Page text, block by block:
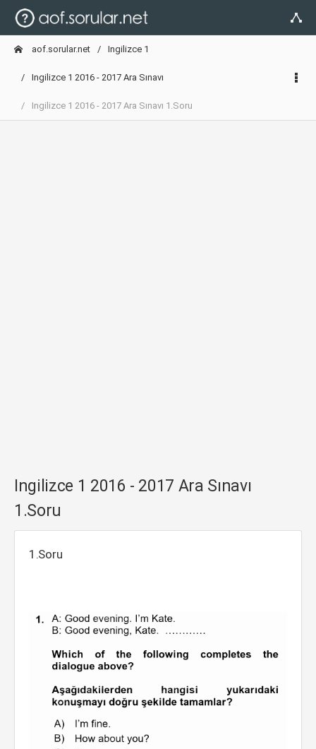
aof.sorular.net Ingilizce 1
Ingilizce 1 2016 - 2017 Ara Sınavı
Ingilizce 1 2016 - 2017 Ara Sınavı 1.Soru
Ingilizce 1 2016 - 2017 Ara Sınavı
1.Soru
1.Soru